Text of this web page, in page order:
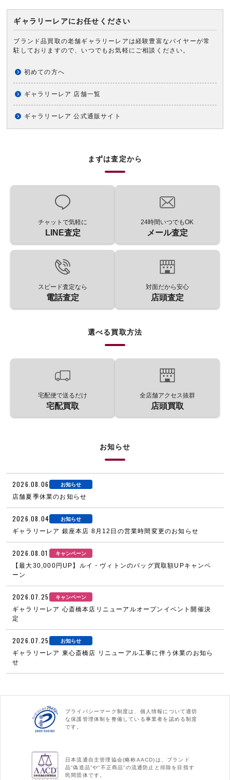
ギャラリーレアにお任せください
ブランド品買取の老舗ギャラリーレアは経験豊富なバイヤーが常
駐しておりますので、いつでもお気軽にご相談ください。
初めての方へ
ギャラリーレア 店舗一覧
ギャラリーレア 公式通販サイト
まずは査定から
チャットで気軽に
LINE査定
24時間いつでもOK
メール査定
スピード査定なら
電話査定
対面だから安心
店頭査定
選べる買取方法
宅配便で送るだけ
宅配買取
全店舗アクセス抜群
店頭買取
お知らせ
2026.08.06 お知らせ
店舗夏季休業のお知らせ
2026.08.04 お知らせ
ギャラリーレア 銀座本店 8月12日の営業時間変更のお知らせ
2026.08.01 キャンペーン
【最大30,000円UP】ルイ・ヴィトンのバッグ買取額UPキャンペ
ーン
2026.07.25 キャンペーン
ギャラリーレア 心斎橋本店リニューアルオープンイベント開催決
定
2026.07.25 お知らせ
ギャラリーレア 東心斎橋店 リニューアル工事に伴う休業のお知ら
せ
プライバシーマーク制度は、個人情報について適切
な保護管理体制を整備している事業者を認める制度
です。
日本流通自主管理協会(略称AACD)は、ブランド
品“偽造品”や“不正商品”の流通防止と排除を目指す
民間団体です。